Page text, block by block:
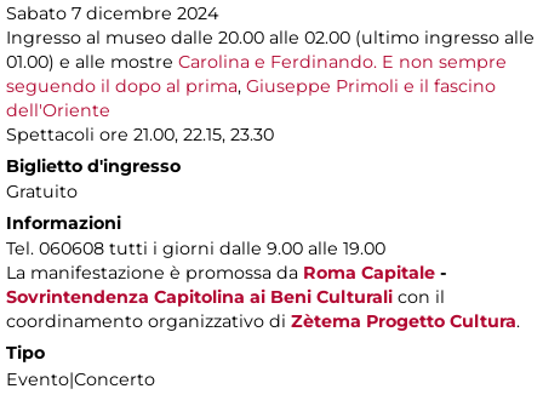
Sabato 7 dicembre 2024
Ingresso al museo dalle 20.00 alle 02.00 (ultimo ingresso alle
01.00) e alle mostre Carolina e Ferdinando. E non sempre
seguendo il dopo al prima, Giuseppe Primoli e il fascino
dell'Oriente
Spettacoli ore 21.00, 22.15, 23.30
Biglietto d'ingresso
Gratuito
Informazioni
Tel. 060608 tutti i giorni dalle 9.00 alle 19.00
La manifestazione è promossa da Roma Capitale -
Sovrintendenza Capitolina ai Beni Culturali con il
coordinamento organizzativo di Zètema Progetto Cultura.
Tipo
Evento|Concerto